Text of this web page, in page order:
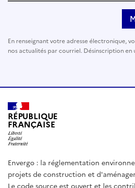
En renseignant votre adresse électronique,
nos actualités par courriel. Désinscription en
RÉPUBLIQUE
FRANÇAISE
Envergo : la réglementation
projets de construction et